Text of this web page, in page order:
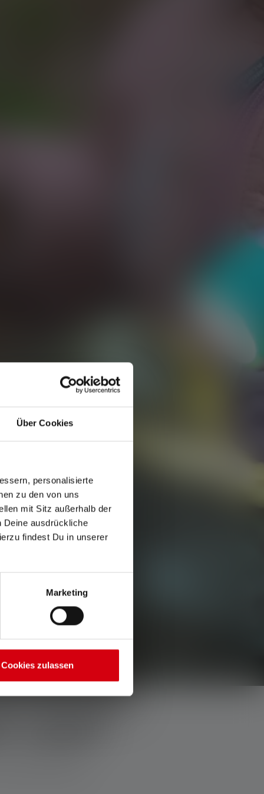
Über Cookies
personalisierte
zu den von uns
mit Sitz außerhalb der
Deine ausdrückliche
findest Du in unserer
Marketing
Cookies zulassen